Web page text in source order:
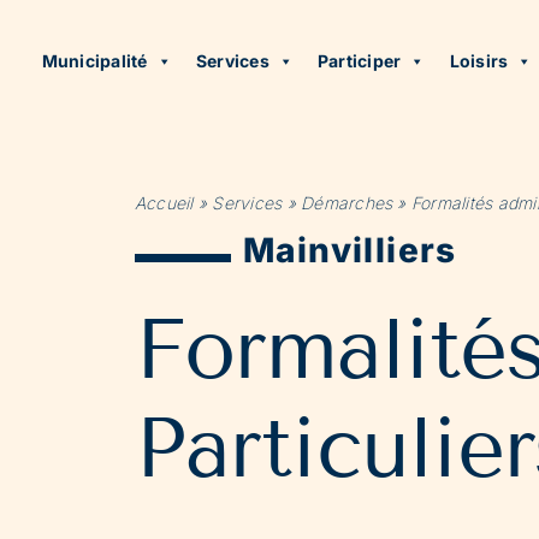
Municipalité Services Participer Loisirs
Accueil» Services» Démarches» Formalités
Mainvilliers